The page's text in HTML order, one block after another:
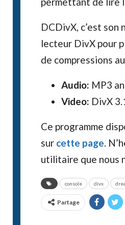
DCDivX, c’est son
lecteur DivX pour
de compressions
Audio: MP3
Video: DivX
Ce programme
sur cette page.
utilitaire que nous
console divx
Partage